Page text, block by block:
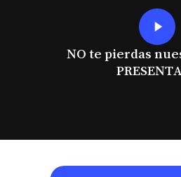
Play
Video
NO te pierdas